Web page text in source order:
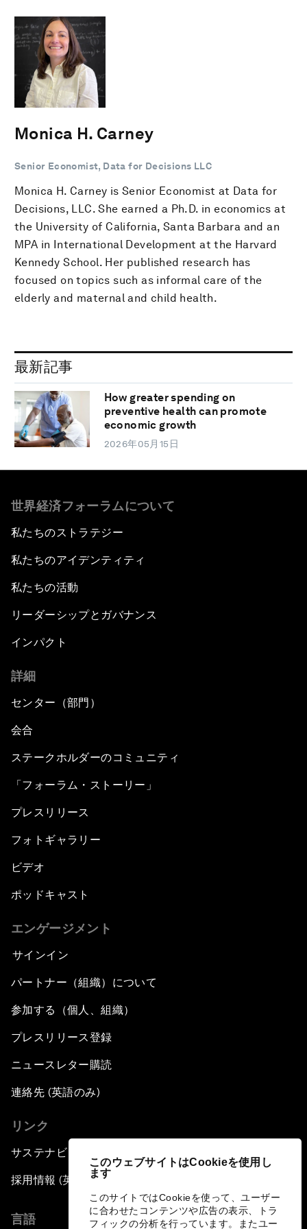
このウェブサイトはCookieを使用し
ます
このサイトではCookieを使って、ユーザー
に合わせたコンテンツや広告の表示、トラ
フィックの分析を行っています。またユー
Monica H. Carney
Senior Economist, Data for Decisions LLC
Monica H. Carney is Senior Economist at Data for
Decisions, LLC. She earned a Ph.D. in economics at
the University of California, Santa Barbara and an
MPA in International Development at the Harvard
Kennedy School. Her published research has
focused on topics such as informal care of the
elderly and maternal and child health.
最新記事
How greater spending on
preventive health can promote
economic growth
2026年05月15日
世界経済フォーラムについて
私たちのストラテジー
私たちのアイデンティティ
私たちの活動
リーダーシップとガバナンス
インパクト
詳細
センター（部門）
会合
ステークホルダーのコミュニティ
「フォーラム・ストーリー」
プレスリリース
フォトギャラリー
ビデオ
ポッドキャスト
エンゲージメント
サインイン
パートナー（組織）について
参加する（個人、組織）
プレスリリース登録
ニュースレター購読
連絡先 (英語のみ)
リンク
サステナビリティへの取り組み
採用情報 (英語のみ)
言語